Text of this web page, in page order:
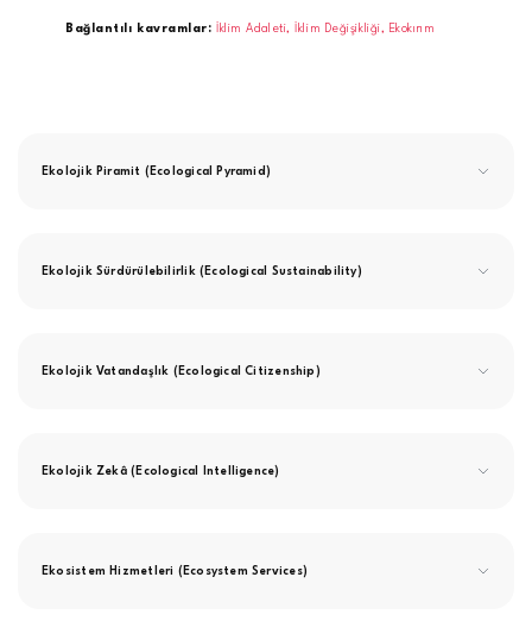
Bağlantılı kavramlar: İklim Adaleti, İklim Değişikliği, Ekokırım
Ekolojik Piramit (Ecological Pyramid)
Ekolojik Sürdürülebilirlik (Ecological Sustainability)
Ekolojik Vatandaşlık (Ecological Citizenship)
Ekolojik Zekâ (Ecological Intelligence)
Ekosistem Hizmetleri (Ecosystem Services)